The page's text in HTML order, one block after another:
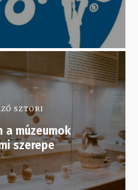
SZTORI
a múzeumok
szerepe